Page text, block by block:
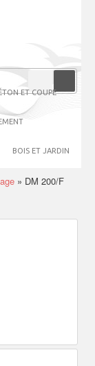
ET COUPE
BOIS ET JARDIN
» DM 200/F